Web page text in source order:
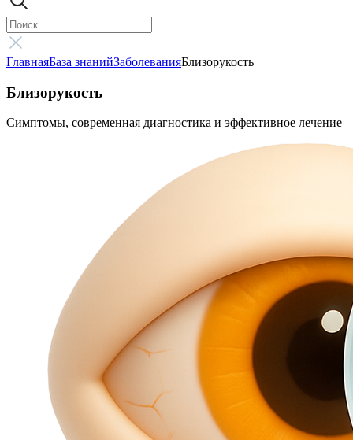
ГлавнаяБаза знанийЗаболеванияБлизорукость
Близорукость
Симптомы, современная диагностика и эффективное лечение